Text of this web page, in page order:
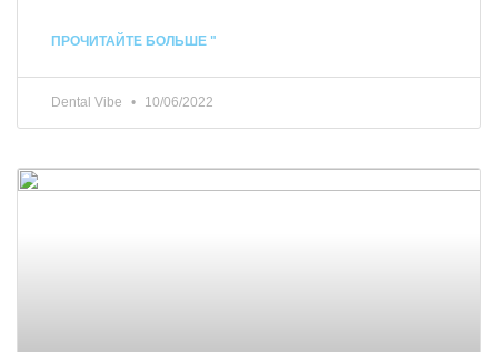
ПРОЧИТАЙТЕ БОЛЬШЕ "
Dental Vibe 10/06/2022